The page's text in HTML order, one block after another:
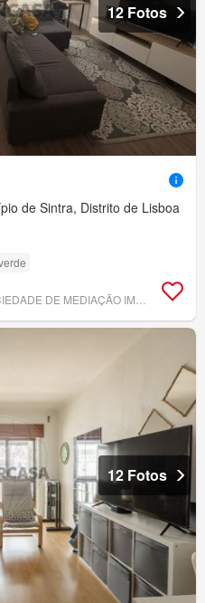
12 Fotos
de Sintra, Distrito de Lisboa
12 Fotos